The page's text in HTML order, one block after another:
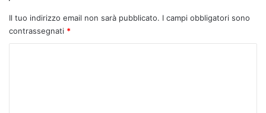
Il tuo indirizzo email non sarà pubblicato. I campi obbligatori sono
contrassegnati *